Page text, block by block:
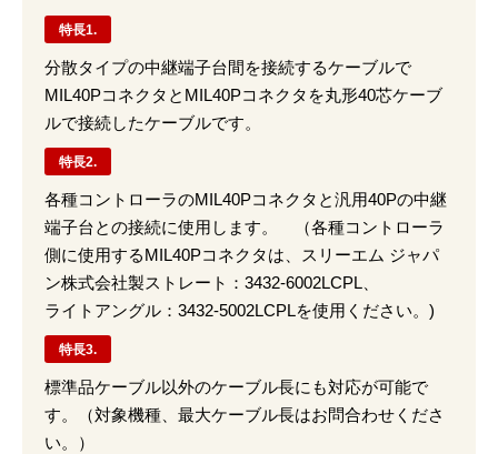
特長1.
分散タイプの中継端子台間を接続するケーブルで
MIL40PコネクタとMIL40Pコネクタを丸形40芯ケーブ
ルで接続したケーブルです。
特長2.
各種コントローラのMIL40Pコネクタと汎用40Pの中継
端子台との接続に使用します。 （各種コントローラ
側に使用するMIL40Pコネクタは、スリーエム ジャパ
ン株式会社製ストレート：3432-6002LCPL、
ライトアングル：3432-5002LCPLを使用ください。)
特長3.
標準品ケーブル以外のケーブル長にも対応が可能で
す。（対象機種、最大ケーブル長はお問合わせくださ
い。）